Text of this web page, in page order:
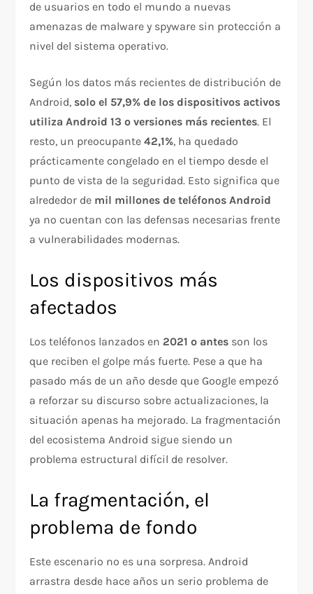
de usuarios en todo el mundo a nuevas
amenazas de malware y spyware sin protección a
nivel del sistema operativo.
Según los datos más recientes de distribución de
Android, solo el 57,9% de los dispositivos activos
utiliza Android 13 o versiones más recientes. El
resto, un preocupante42,1%, ha quedado
prácticamente congelado en el tiempo desde el
punto de vista de la seguridad. Esto significa que
alrededor de mil millones de teléfonos Android
ya no cuentan con las defensas necesarias frente
a vulnerabilidades modernas.
Los dispositivos más
afectados
Los teléfonos lanzados en 2021 o antes son los
que reciben el golpe más fuerte. Pese a que ha
pasado más de un año desde que Google empezó
a reforzar su discurso sobre actualizaciones, la
situación apenas ha mejorado. La fragmentación
del ecosistema Android sigue siendo un
problema estructural difícil de resolver.
La fragmentación, el
problema de fondo
Este escenario no es una sorpresa. Android
arrastra desde hace años un serio problema de